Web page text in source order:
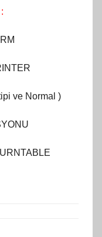
ve Normal )